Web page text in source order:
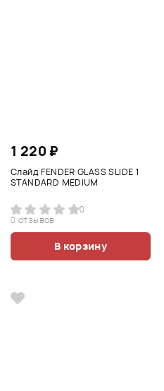
1 220 ₽
Слайд FENDER GLASS SLIDE 1
STANDARD MEDIUM
0
0 отзывов
В корзину